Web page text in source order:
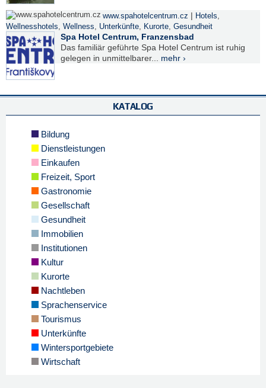
www.spahotelcentrum.cz | Hotels,
Wellnesshotels, Wellness, Unterkünfte, Kurorte, Gesundheit
Spa Hotel Centrum, Franzensbad
Das familiär geführte Spa Hotel Centrum ist ruhig
gelegen in unmittelbarer... mehr ›
KATALOG
Bildung
Dienstleistungen
Einkaufen
Freizeit, Sport
Gastronomie
Gesellschaft
Gesundheit
Immobilien
Institutionen
Kultur
Kurorte
Nachtleben
Sprachenservice
Tourismus
Unterkünfte
Wintersportgebiete
Wirtschaft